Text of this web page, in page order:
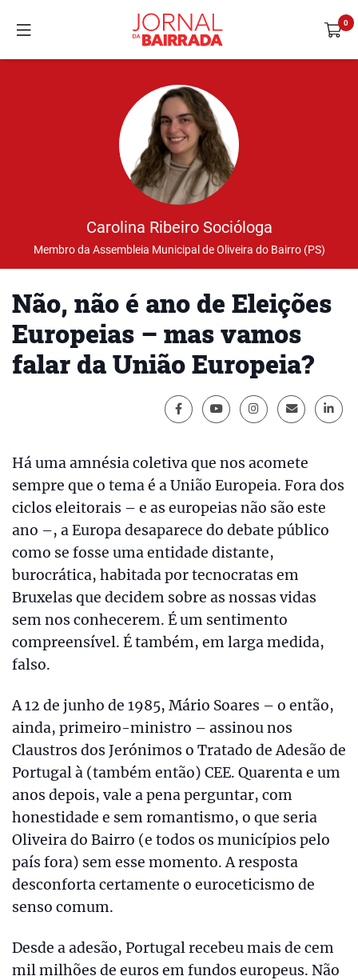
Carolina Ribeiro Socióloga
Membro da Assembleia Municipal de Oliveira do Bairro (PS)
Não, não é ano de Eleições
Europeias – mas vamos
falar da União Europeia?
Há uma amnésia coletiva que nos acomete
sempre que o tema é a União Europeia. Fora dos
ciclos eleitorais – e as europeias não são este
ano –, a Europa desaparece do debate público
como se fosse uma entidade distante,
burocrática, habitada por tecnocratas em
Bruxelas que decidem sobre as nossas vidas
sem nos conhecerem. É um sentimento
compreensível. É também, em larga medida,
falso.
A 12 de junho de 1985, Mário Soares – o então,
ainda, primeiro-ministro – assinou nos
Claustros dos Jerónimos o Tratado de Adesão de
Portugal à (também então) CEE. Quarenta e um
anos depois, vale a pena perguntar, com
honestidade e sem romantismo, o que seria
Oliveira do Bairro (e todos os municípios pelo
país fora) sem esse momento. A resposta
desconforta certamente o euroceticismo de
senso comum.
Desde a adesão, Portugal recebeu mais de cem
mil milhões de euros em fundos europeus. Não